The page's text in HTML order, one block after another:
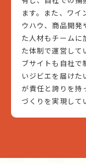
ます。また、ワイ
ウハウ、商品開
た人材もチームに
た体制で運営して
ブサイトも自社で
いジビエを届けた
が責任と誇りを持
づくりを実現して